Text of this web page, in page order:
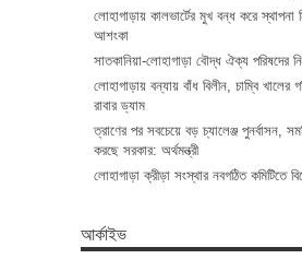
লোহাগাড়ায় কালভার্টের মুখ বন্ধ করে স্থাপনা
আশংকা
সাতকানিয়া-লোহাগাড়া বৌদ্ধ ঐক্য পরিষদের
লোহাগাড়ায় বন্যায় বাঁধ বিলীন, চাম্বি খালের
রাবার ড্যাম
ত্রাণের পর সবচেয়ে বড় চ্যালেঞ্জ পুনর্বাসন,
করছে সরকার: অর্থমন্ত্রী
লোহাগাড়া ক্রীড়া সংস্থার নবগঠিত কমিটিতে
আর্কাইভ